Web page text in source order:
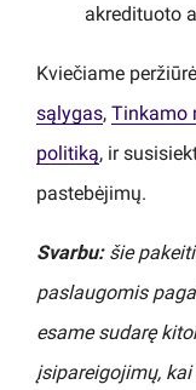
akredituoto
Kviečiame
sąlygas, Tinkamo
politiką, ir
pastebėjimų.
Svarbu:šie
paslaugomis
esame sudarę
įsipareigojimų,